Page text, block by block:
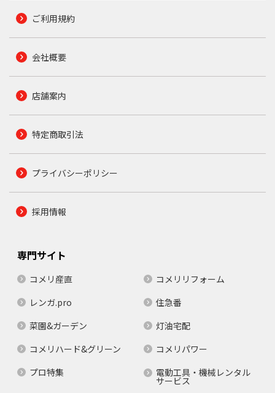
ご利用規約
会社概要
店舗案内
特定商取引法
プライバシーポリシー
採用情報
専門サイト
コメリ産直
コメリリフォーム
レンガ.pro
住急番
菜園&ガーデン
灯油宅配
コメリハード&グリーン
コメリパワー
プロ特集
電動工具・機械レンタル
サービス